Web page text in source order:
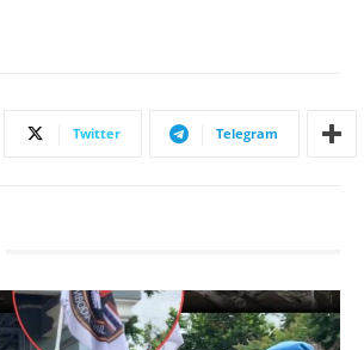
Twitter Telegram